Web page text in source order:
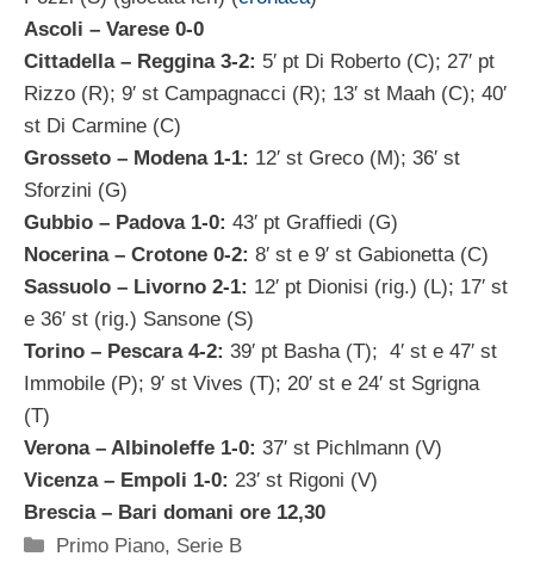
Ascoli – Varese 0-0
Cittadella – Reggina 3-2: 5′ pt Di Roberto (C); 27′ pt
Rizzo (R); 9′ st Campagnacci (R); 13′ st Maah (C); 40′
st Di Carmine (C)
Grosseto – Modena 1-1: 12′ st Greco (M); 36′ st
Sforzini (G)
Gubbio – Padova 1-0: 43′ pt Graffiedi (G)
Nocerina – Crotone 0-2: 8′ st e 9′ st Gabionetta (C)
Sassuolo – Livorno 2-1: 12′ pt Dionisi (rig.) (L); 17′ st
e 36′ st (rig.) Sansone (S)
Torino – Pescara 4-2: 39′ pt Basha (T); 4′ st e 47′ st
Immobile (P); 9′ st Vives (T); 20′ st e 24′ st Sgrigna
(T)
Verona – Albinoleffe 1-0: 37′ st Pichlmann (V)
Vicenza – Empoli 1-0: 23′ st Rigoni (V)
Brescia – Bari domani ore 12,30
Categorie
Primo Piano, Serie B